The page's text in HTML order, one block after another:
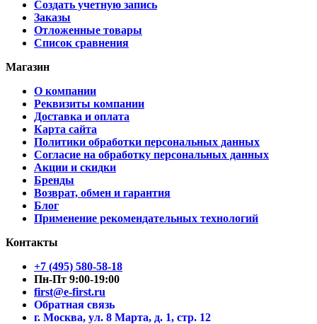
Создать учетную запись
Заказы
Отложенные товары
Список сравнения
Магазин
О компании
Реквизиты компании
Доставка и оплата
Карта сайта
Политики обработки персональных данных
Согласие на обработку персональных данных
Акции и скидки
Бренды
Возврат, обмен и гарантия
Блог
Применение рекомендательных технологий
Контакты
+7 (495) 580-58-18
Пн-Пт 9:00-19:00
first@e-first.ru
Обратная связь
г. Москва, ул. 8 Марта, д. 1, стр. 12